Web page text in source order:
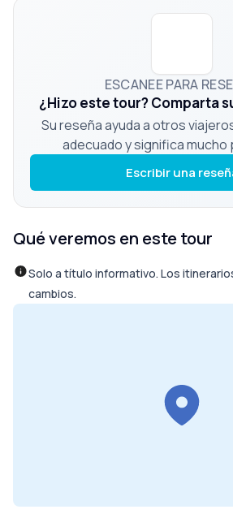
ESCANEE PARA
¿Hizo este tour? Comparta
Su reseña ayuda a otros
adecuado y significa mucho
Escribir una
Qué veremos en este tour
Solo a título informativo. Los
cambios.